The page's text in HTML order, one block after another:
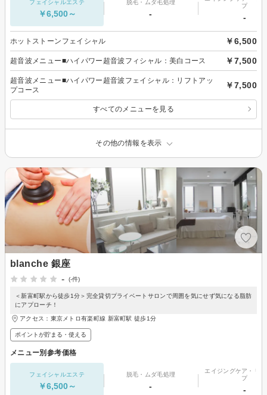
フェイシャルエステ
￥6,500～
脱毛・ムダ毛処理
-
プ
-
ホットストーンフェイシャル ￥6,500
超音波メニュー■ハイパワー超音波フィシャル：美白コース ￥7,500
超音波メニュー■ハイパワー超音波フェイシャル：リフトアッ
プコース
￥7,500
すべてのメニューを見る
その他の情報を表示
blanche 銀座
-
(-件)
＜新富町駅から徒歩1分＞完全貸切プライベートサロンで周囲を気にせず気になる脂肪
にアプローチ！
アクセス：東京メトロ有楽町線 新富町駅 徒歩1分
ポイントが貯まる・使える
メニュー別参考価格
フェイシャルエステ
￥6,500～
脱毛・ムダ毛処理
-
エイジングケア・リ
プ
-